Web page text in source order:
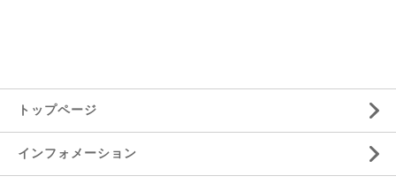
トップページ
インフォメーション